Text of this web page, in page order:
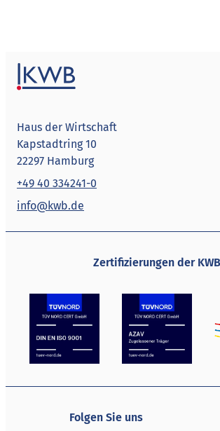
Haus der Wirtschaft
Kapstadtring 10
22297 Hamburg
+49 40 334241-0
info@kwb.de
Zertifizierungen der KWB
Folgen Sie uns